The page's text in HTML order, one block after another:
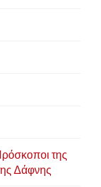
της
Δάφνης